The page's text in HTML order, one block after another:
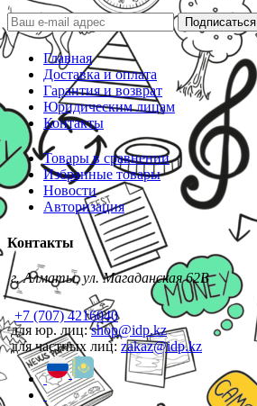
Подписаться
Главная
Доставка и оплата
Гарантия и возврат
Юридическим лицам
Контакты
Товары в сравнении
Избранные товары
Новости
Авторизация
Контакты
г. Алматы, ул. Магаданская 62В
+7 (707) 4216040
для юр. лиц:shop@idp.kz
для частных лиц: zakaz@idp.kz